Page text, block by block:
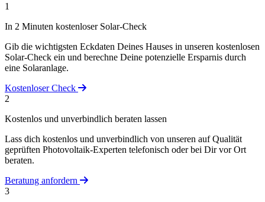
1
In 2 Minuten kostenloser Solar-Check
Gib die wichtigsten Eckdaten Deines Hauses in unseren kostenlosen
Solar-Check ein und berechne Deine potenzielle Ersparnis durch
eine Solaranlage.
Kostenloser Check
2
Kostenlos und unverbindlich beraten lassen
Lass dich kostenlos und unverbindlich von unseren auf Qualität
geprüften Photovoltaik-Experten telefonisch oder bei Dir vor Ort
beraten.
Beratung anfordern
3